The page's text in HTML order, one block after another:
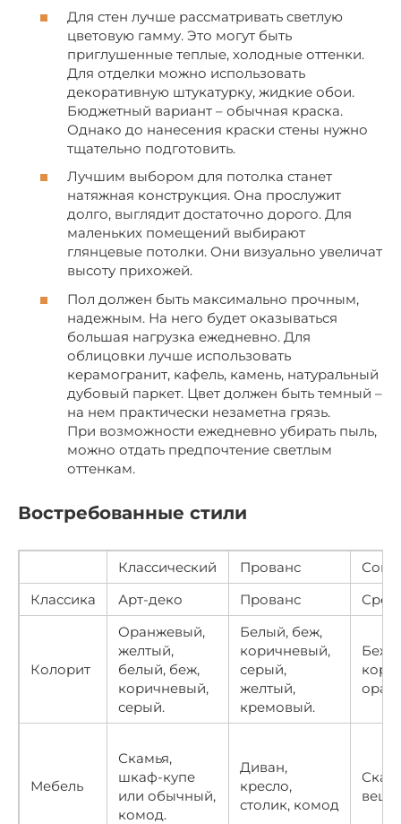
Для стен лучше рассматривать светлую
цветовую гамму. Это могут быть
приглушенные теплые, холодные оттенки.
Для отделки можно использовать
декоративную штукатурку, жидкие обои.
Бюджетный вариант – обычная краска.
Однако до нанесения краски стены нужно
тщательно подготовить.
Лучшим выбором для потолка станет
натяжная конструкция. Она прослужит
долго, выглядит достаточно дорого. Для
маленьких помещений выбирают
глянцевые потолки. Они визуально увеличат
высоту прихожей.
Пол должен быть максимально прочным,
надежным. На него будет оказываться
большая нагрузка ежедневно. Для
облицовки лучше использовать
керамогранит, кафель, камень, натуральный
дубовый паркет. Цвет должен быть темный –
на нем практически незаметна грязь.
При возможности ежедневно убирать пыль,
можно отдать предпочтение светлым
оттенкам.
Востребованные стили
Классический Прованс
Классика
Арт-деко Прованс
Колорит
Оранжевый,
желтый,
белый, беж,
коричневый,
серый.
Белый, беж,
коричневый,
серый,
желтый,
кремовый.
Беж,
Мебель
Скамья,
шкаф-купе
или обычный,
комод.
Диван,
кресло,
столик, комод